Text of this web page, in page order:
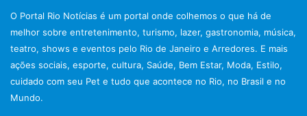
O Portal Rio Notícias é um portal onde colhemos o que há de
melhor sobre entretenimento, turismo, lazer, gastronomia, música,
teatro, shows e eventos pelo Rio de Janeiro e Arredores. E mais
ações sociais, esporte, cultura, Saúde, Bem Estar, Moda, Estilo,
cuidado com seu Pet e tudo que acontece no Rio, no Brasil e no
Mundo.